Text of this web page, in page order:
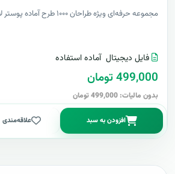
مجموعه حرفه‌ای ویژه طراحان ۱۰۰۰ طرح آماده پوستر لایه‌باز فتوشاپ ..
فایل دیجیتال آماده استفاده
499,000 تومان
بدون مالیات: 499,000 تومان
افزودن به سبد علاقه‌مندی